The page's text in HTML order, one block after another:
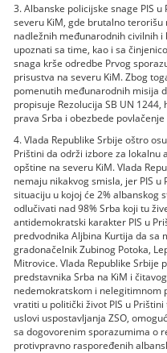
3. Albanske policijske snage PIS
severu KiM, gde brutalno
nadležnih međunarodnih civilnih
upoznati sa time, kao i sa
snaga krše odredbe Prvog
prisustva na severu KiM. Zbog
pomenutih međunarodnih misija
propisuje Rezolucija SB UN
prava Srba i obezbede
4. Vlada Republike Srbije oštro
Prištini da održi izbore za lokalnu
opštine na severu KiM. Vlada
nemaju nikakvog smisla, jer PIS
situaciju u kojoj će 2% albanskog
odlučivati nad 98% Srba koji tu
antidemokratski karakter PIS u
predvodnika Aljbina Kurtija da sa
gradonačelnik Zubinog Potoka,
Mitrovice. Vlada Republike Srbije
predstavnika Srba na KiM i
nedemokratskom i nelegitimnom
vratiti u politički život PIS u
uslovi uspostavljanja ZSO,
sa dogovorenim sporazumima o
protivpravno raspoređenih